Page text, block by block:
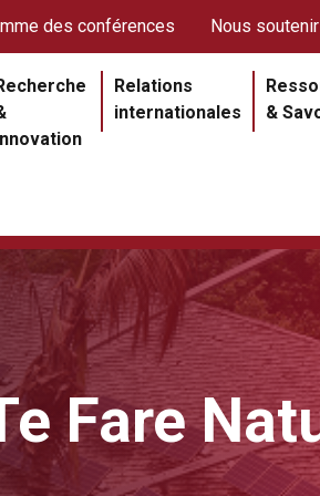
Relations
internationales
&
rouges
des conférences Nous soutenir
Section
Fare